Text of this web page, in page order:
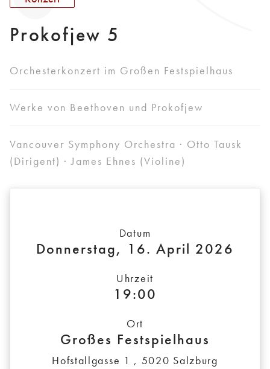
Prokofjew 5
Orchesterkonzert im Großen Festspielhaus
Werke von Beethoven und Prokofjew
Vancouver Symphony Orchestra · Otto Tausk
(Dirigent) · James Ehnes (Violine)
Datum
Donnerstag, 16. April 2026
Uhrzeit
19:00
Ort
Großes Festspielhaus
Hofstallgasse 1 , 5020 Salzburg